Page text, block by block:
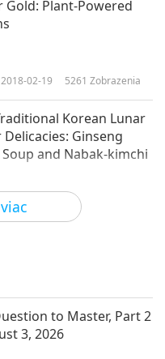
Gold: Plant-Powered
2018-02-19 5261 Zobrazenia
Korean Lunar
Delicacies: Ginseng
and Nabak-kimchi
2018-02-18 5946
Aulacese (Vietnamese)
to Master, Part 2
3, 2026